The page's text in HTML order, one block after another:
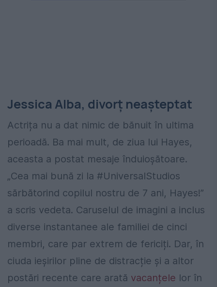
Jessica Alba, divorț neașteptat
Actrița nu a dat nimic de bănuit în ultima
perioadă. Ba mai mult, de ziua lui Hayes,
aceasta a postat mesaje înduioșătoare.
„Cea mai bună zi la #UniversalStudios
sărbătorind copilul nostru de 7 ani, Hayes!”
a scris vedeta. Caruselul de imagini a inclus
diverse instantanee ale familiei de cinci
membri, care par extrem de fericiți. Dar, în
ciuda ieșirilor pline de distracție și a altor
postări recente care arată vacanțele lor în